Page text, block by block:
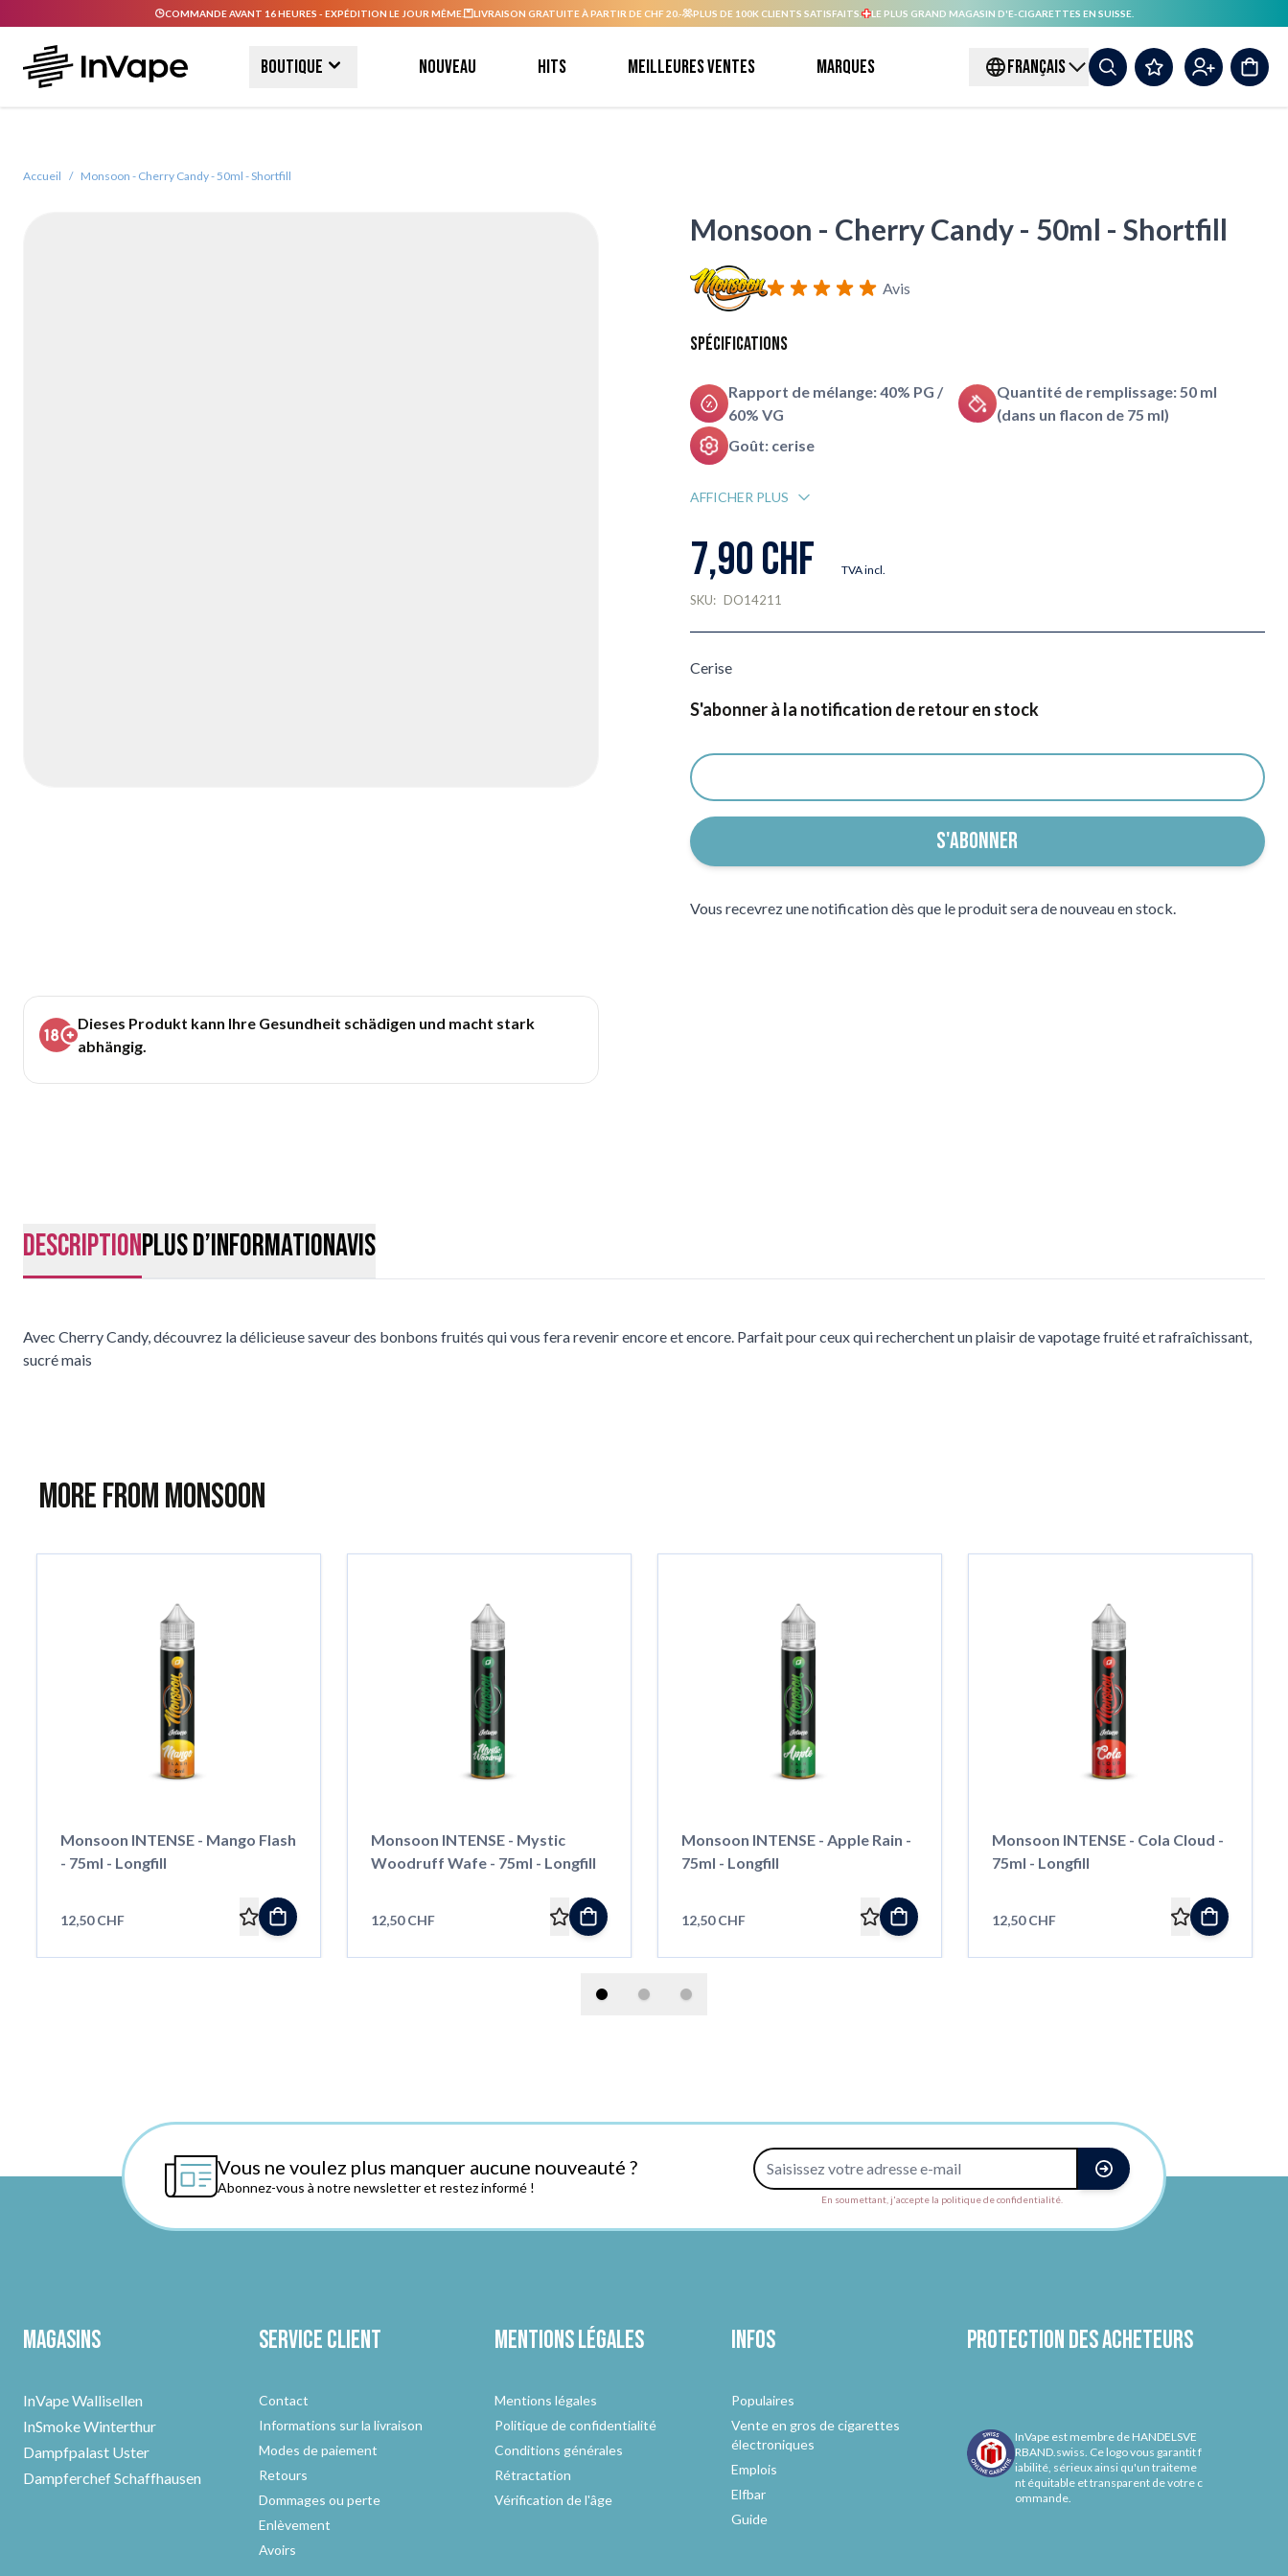
COMMANDE AVANT 16 HEURES - EXPÉDITION LE JOUR MÊME. LIVRAISON GRATUITE À PARTIR DE CHF 20.- PLUS DE 100K CLIENTS SATISFAITS. LE PLUS GRAND MAGASIN D'E-CIGARETTES EN SUISSE.
Boutique Nouveau Hits Meilleures ventes Marques FRANÇAIS
Accueil / Monsoon - Cherry Candy - 50ml - Shortfill
Dieses Produkt kann Ihre Gesundheit schädigen und macht stark
abhängig.
Monsoon - Cherry Candy - 50ml - Shortfill
Avis
Spécifications
Rapport de mélange: 40% PG /
60% VG
Quantité de remplissage: 50 ml
(dans un flacon de 75 ml)
Goût: cerise
AFFICHER PLUS
7,90 CHF TVA incl.
SKU: DO14211
Cerise
S'abonner à la notification de retour en stock
S'ABONNER
Vous recevrez une notification dès que le produit sera de nouveau en stock.
DescriptionPlus d’informationAvis
Avec Cherry Candy, découvrez la délicieuse saveur des bonbons fruités qui vous fera revenir encore et encore. Parfait pour ceux qui recherchent un plaisir de vapotage fruité et rafraîchissant,
sucré mais
More from Monsoon
Monsoon INTENSE - Mango Flash
- 75ml - Longfill
12,50 CHF
Monsoon INTENSE - Mystic
Woodruff Wafe - 75ml - Longfill
12,50 CHF
Monsoon INTENSE - Apple Rain -
75ml - Longfill
12,50 CHF
Monsoon INTENSE - Cola Cloud -
75ml - Longfill
12,50 CHF
Vous ne voulez plus manquer aucune nouveauté ?
Abonnez-vous à notre newsletter et restez informé !
Adresse e-mail
En soumettant, j'accepte la politique de confidentialité.
Magasins
InVape Wallisellen
InSmoke Winterthur
Dampfpalast Uster
Dampferchef Schaffhausen
Service client
Contact
Informations sur la livraison
Modes de paiement
Retours
Dommages ou perte
Enlèvement
Avoirs
Mentions légales
Mentions légales
Politique de confidentialité
Conditions générales
Rétractation
Vérification de l'âge
Infos
Populaires
Vente en gros de cigarettes
électroniques
Emplois
Elfbar
Guide
Protection des acheteurs
InVape est membre de HANDELSVE
RBAND.swiss. Ce logo vous garantit f
iabilité, sérieux ainsi qu'un traiteme
nt équitable et transparent de votre c
ommande.